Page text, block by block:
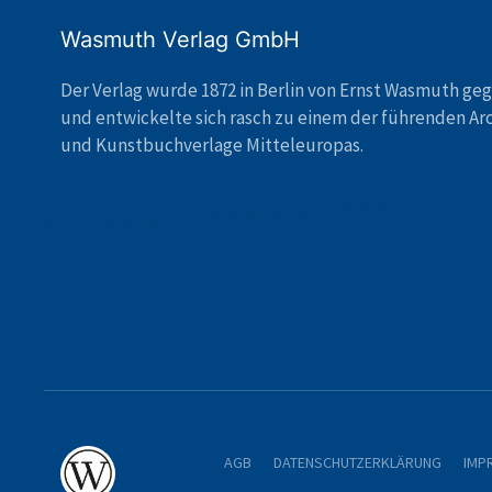
Wasmuth Verlag GmbH
Der Verlag wurde 1872 in Berlin von Ernst Wasmuth
und entwickelte sich rasch zu einem der führenden
und Kunstbuchverlage Mitteleuropas.
AGB DATENSCHUTZERKLÄRUNG